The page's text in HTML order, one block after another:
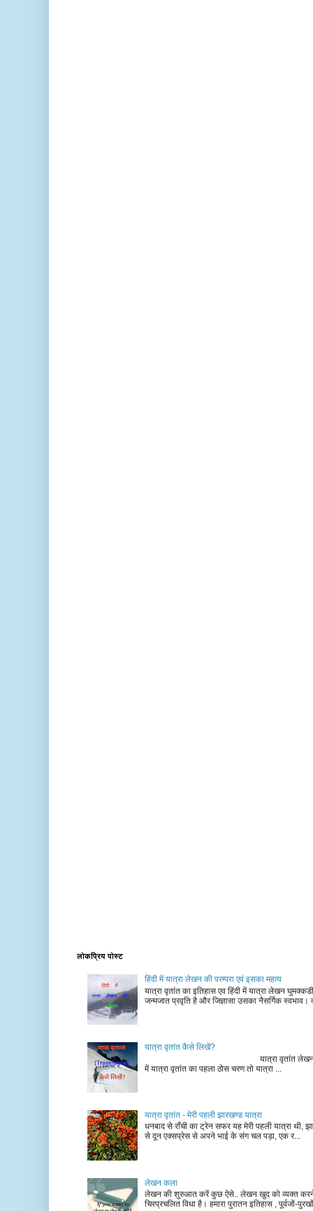
लोकप्रिय पोस्ट
हिंदी में यात्रा लेखन की परम्परा एवं इसका महत्व
यात्रा वृतांत का इतिहास एव हिंदी में यात्रा लेखन
जन्मजात प्रवृति है और जिज्ञासा उसका नैसर्गिक स्वभाव।
यात्रा वृतांत कैसे लिखें?
यात्रा वृतांत लेखन के चरण
में यात्रा वृतांत का पहला ठोस चरण तो यात्रा ...
यात्रा वृतांत - मेरी पहली झारखण्ड यात्रा
धनबाद से राँची का ट्रेन सफर यह मेरी पहली यात्रा थी,
से दून एक्सप्रेस से अपने भाई के संग चल पड़ा, एक र...
लेखन कला
लेखन की शुरुआत करें कुछ ऐसे.. लेखन खुद को व्यक्त
चिरप्रचलित विधा है। हमारा पुरातन इतिहास , पूर्वजों-